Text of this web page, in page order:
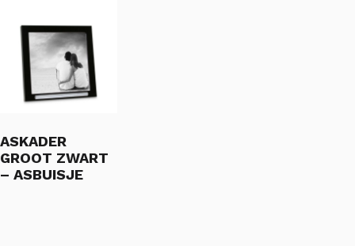
ASKADER
GROOT ZWART
– ASBUISJE